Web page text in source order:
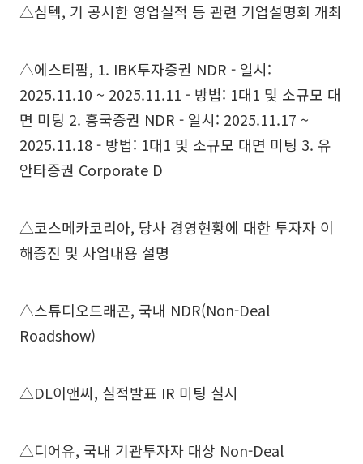
△심텍, 기 공시한 영업실적 등 관련 기업설명회 개최
△에스티팜, 1. IBK투자증권 NDR - 일시:
2025.11.10 ~ 2025.11.11 - 방법: 1대1 및 소규모 대
면 미팅 2. 흥국증권 NDR - 일시: 2025.11.17 ~
2025.11.18 - 방법: 1대1 및 소규모 대면 미팅 3. 유
안타증권 Corporate D
△코스메카코리아, 당사 경영현황에 대한 투자자 이
해증진 및 사업내용 설명
△스튜디오드래곤, 국내 NDR(Non-Deal
Roadshow)
△DL이앤씨, 실적발표 IR 미팅 실시
△디어유, 국내 기관투자자 대상 Non-Deal